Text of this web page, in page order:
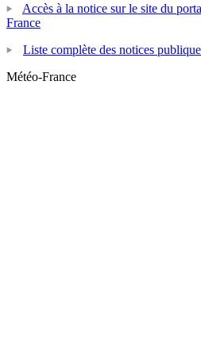
Accès à la notice sur le site du
France
Liste complète des notices
Météo-France